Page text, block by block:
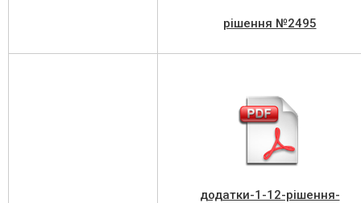
рішення №2495
додатки-1-12-рішення-